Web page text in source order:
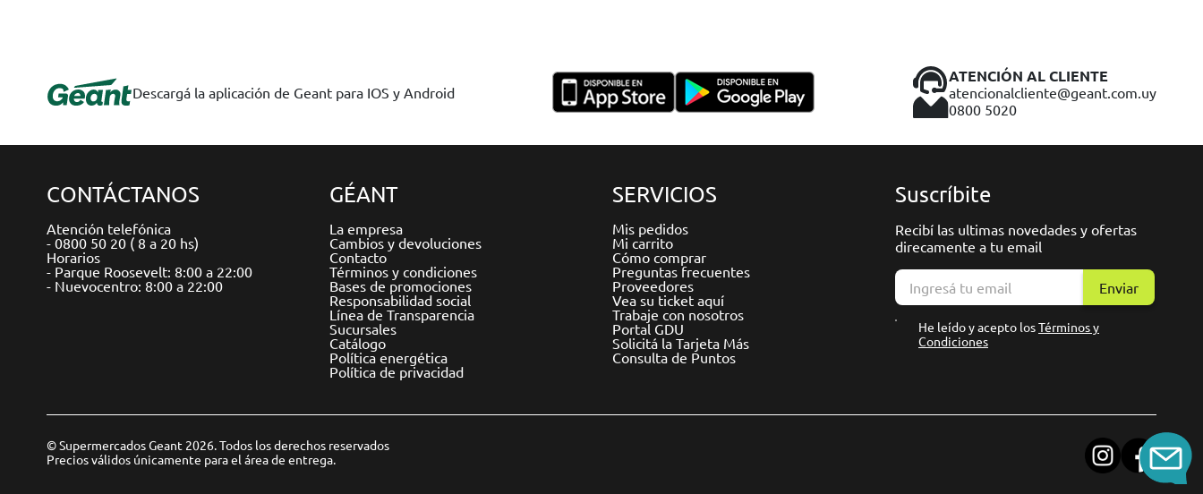
Descargá la aplicación de Geant para IOS y Android
ATENCIÓN AL CLIENTE
atencionalcliente@geant.com.uy
0800 5020
CONTÁCTANOS
Atención telefónica
- 0800 50 20 ( 8 a 20 hs)
Horarios
- Parque Roosevelt: 8:00 a 22:00
- Nuevocentro: 8:00 a 22:00
GÉANT
La empresa
Cambios y devoluciones
Contacto
Términos y condiciones
Bases de promociones
Responsabilidad social
Línea de Transparencia
Sucursales
Catálogo
Política energética
Política de privacidad
SERVICIOS
Mis pedidos
Mi carrito
Cómo comprar
Preguntas frecuentes
Proveedores
Vea su ticket aquí
Trabaje con nosotros
Portal GDU
Solicitá la Tarjeta Más
Consulta de Puntos
Suscríbite
Recibí las ultimas novedades y ofertas
direcamente a tu email
Enviar
He leído y acepto losTérminos y
Condiciones
© Supermercados Geant 2026. Todos los derechos reservados
Precios válidos únicamente para el área de entrega.